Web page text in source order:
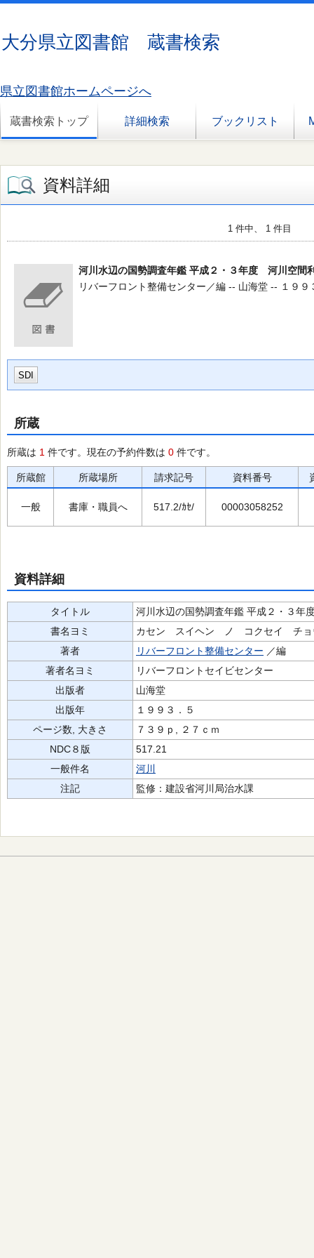
大分県立図書館 蔵書検索
県立図書館ホームページへ
蔵書検索トップ 詳細検索 ブックリスト
資料詳細
1 件中、 1 件目
河川水辺の国勢調査年鑑 平成２・３年度 河川空間
リバーフロント整備センター／編 -- 山海堂 -- １９９
SDI
所蔵
所蔵は 1 件です。現在の予約件数は 0 件です。
所蔵館 所蔵場所 請求記号 資料番号
一般 書庫・職員へ 517.2/ｶｾ/ 00003058252
資料詳細
タイトル
河川水辺の国勢調査年鑑 平成２・３
書名ヨミ
カセン スイヘン ノ コクセイ チョ
著者
リバーフロント整備センター ／編
著者名ヨミ
リバーフロントセイビセンター
出版者
山海堂
出版年
１９９３．５
ページ数, 大きさ
７３９ｐ, ２７ｃｍ
NDC８版
517.21
一般件名
河川
注記
監修：建設省河川局治水課